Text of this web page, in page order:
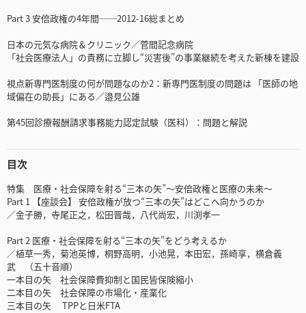
Part 3 安倍政権の4年間──2012-16総まとめ
日本の元気な病院＆クリニック／菅間記念病院
「社会医療法人」の責務に立脚し“災害後”の事業継続を考えた新棟を建設
視点新専門医制度の何が問題なのか2：新専門医制度の問題は 「医師の地
域偏在の助長」にある／邉見公雄
第45回診療報酬請求事務能力認定試験（医科）：問題と解説
目次
特集 医療・社会保障を射る“三本の矢”～安倍政権と医療の未来～
Part 1 【座談会】 安倍政権が放つ“三本の矢”はどこへ向かうのか
／金子勝，寺尾正之，松田晋哉，八代尚宏，川渕孝一
Part 2 医療・社会保障を射る“三本の矢”をどう考えるか
／植草一秀，菊池英博，桐野高明，小池晃，本田宏，孫崎享，横倉義
武 （五十音順）
一本目の矢 社会保障費抑制と国民皆保険縮小
二本目の矢 社会保障の市場化・産業化
三本目の矢 TPPと日米FTA